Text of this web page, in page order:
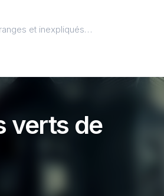
et inexpliqués…
verts de